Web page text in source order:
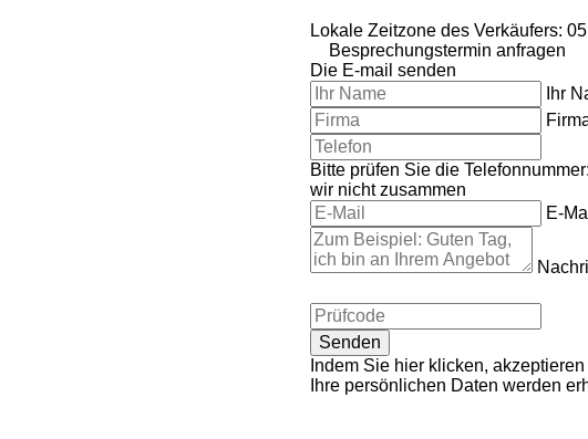
Lokale Zeitzone des Verkäufers:
Besprechungstermin anfragen
Die E-mail senden
Ihr
Bitte prüfen Sie die
wir nicht zusammen
E-
Indem Sie hier klicken,
Ihre persönlichen Daten werden